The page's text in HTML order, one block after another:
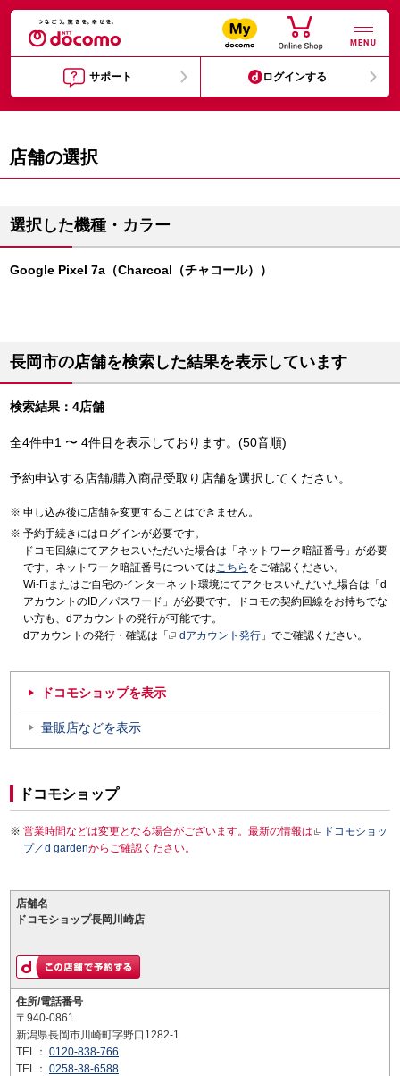
MENU
サポート ログインする
店舗の選択
選択した機種・カラー
Google Pixel 7a（Charcoal（チャコール））
長岡市の店舗を検索した結果を表示しています
検索結果：4店舗
全4件中1 〜 4件目を表示しております。(50音順)
予約申込する店舗/購入商品受取り店舗を選択してください。
申し込み後に店舗を変更することはできません。
予約手続きにはログインが必要です。
ドコモ回線にてアクセスいただいた場合は「ネットワーク暗証番号」が必要
です。ネットワーク暗証番号についてはこちら をご確認ください。
Wi-Fiまたはご自宅のインターネット環境にてアクセスいただいた場合は「d
アカウントのID／パスワード」が必要です。ドコモの契約回線をお持ちでな
い方も、dアカウントの発行が可能です。
dアカウントの発行・確認は「
dアカウント発行 」でご確認ください。
ドコモショップを表示
量販店などを表示
ドコモショップ
営業時間などは変更となる場合がございます。最新の情報は
ドコモショッ
プ／d gardenからご確認ください。
店舗名
ドコモショップ長岡川崎店
住所/電話番号
〒940-0861
新潟県長岡市川崎町字野口1282-1
TEL： 0120-838-766
TEL： 0258-38-6588